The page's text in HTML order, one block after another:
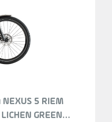
NEXUS 5 RIEM
GREEN